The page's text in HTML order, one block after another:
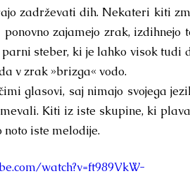
zadrževati dih. Nekateri kiti
zajamejo zrak, izdihnejo
steber, ki je lahko visok tudi
v zrak »brizga« vodo.
glasovi, saj nimajo svojega
Kiti iz iste skupine, ki
noto iste melodije.
watch?v=ft989VkW-